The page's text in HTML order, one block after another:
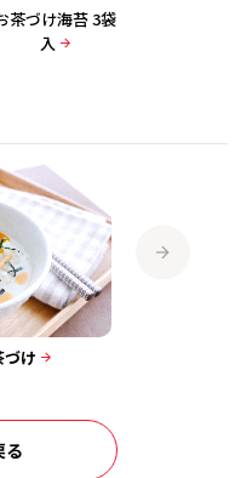
茶づけ海苔 3袋
入
け
る